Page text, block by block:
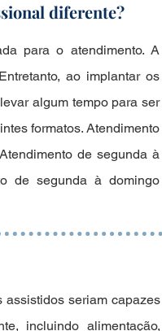
diferente?
para o atendimento. A
ao implantar os
algum tempo para ser
formatos. Atendimento
de segunda à
de segunda à domingo
seriam capazes
incluindo alimentação,